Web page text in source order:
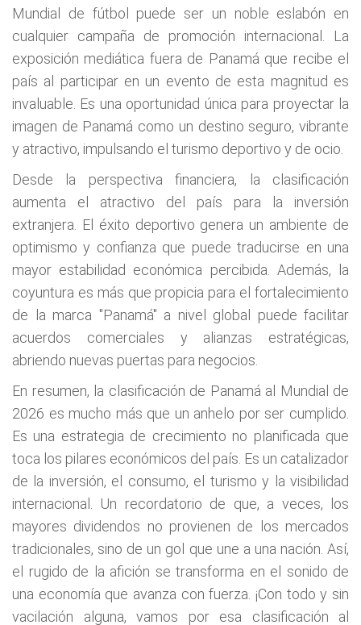
Mundial de fútbol puede ser un noble eslabón en
cualquier campaña de promoción internacional. La
exposición mediática fuera de Panamá que recibe el
país al participar en un evento de esta magnitud es
invaluable. Es una oportunidad única para proyectar la
imagen de Panamá como un destino seguro, vibrante
y atractivo, impulsando el turismo deportivo y de ocio.
Desde la perspectiva financiera, la clasificación
aumenta el atractivo del país para la inversión
extranjera. El éxito deportivo genera un ambiente de
optimismo y confianza que puede traducirse en una
mayor estabilidad económica percibida. Además, la
coyuntura es más que propicia para el fortalecimiento
de la marca "Panamá" a nivel global puede facilitar
acuerdos comerciales y alianzas estratégicas,
abriendo nuevas puertas para negocios.
En resumen, la clasificación de Panamá al Mundial de
2026 es mucho más que un anhelo por ser cumplido.
Es una estrategia de crecimiento no planificada que
toca los pilares económicos del país. Es un catalizador
de la inversión, el consumo, el turismo y la visibilidad
internacional. Un recordatorio de que, a veces, los
mayores dividendos no provienen de los mercados
tradicionales, sino de un gol que une a una nación. Así,
el rugido de la afición se transforma en el sonido de
una economía que avanza con fuerza. ¡Con todo y sin
vacilación alguna, vamos por esa clasificación al